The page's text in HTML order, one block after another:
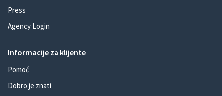
Press
Agency Login
Informacije za klijente
Pomoć
Dobro je znati